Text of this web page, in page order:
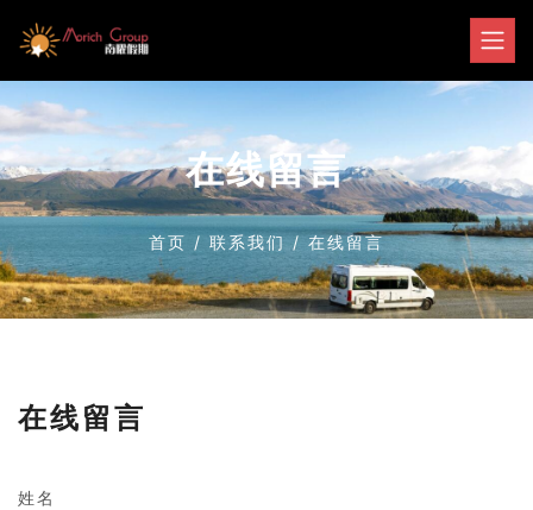
在线留言
首页 / 联系我们 / 在线留言
在线留言
姓名